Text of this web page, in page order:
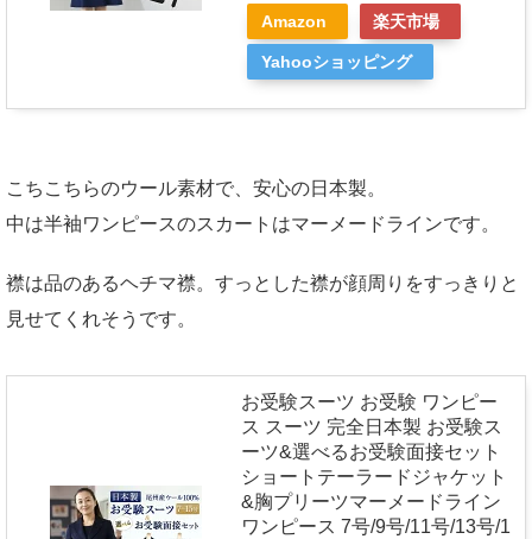
Amazon 楽天市場
Yahooショッピング
こちこちらのウール素材で、安心の日本製。
中は半袖ワンピースのスカートはマーメードラインです。
襟は品のあるヘチマ襟。すっとした襟が顔周りをすっきりと
見せてくれそうです。
お受験スーツ お受験 ワンピー
ス スーツ 完全日本製 お受験ス
ーツ&選べるお受験面接セット
ショートテーラードジャケット
&胸プリーツマーメードライン
ワンピース 7号/9号/11号/13号/1